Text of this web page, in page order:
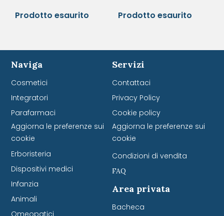
Prodotto esaurito Prodotto esaurito
Naviga
Cosmetici
Integratori
Parafarmaci
Aggiorna le preferenze sui
cookie
Erboristeria
Dispositivi medici
Infanzia
Animali
Servizi
Contattaci
Privacy Policy
Cookie policy
Aggiorna le preferenze sui
cookie
Condizioni di vendita
FAQ
Area privata
Bacheca